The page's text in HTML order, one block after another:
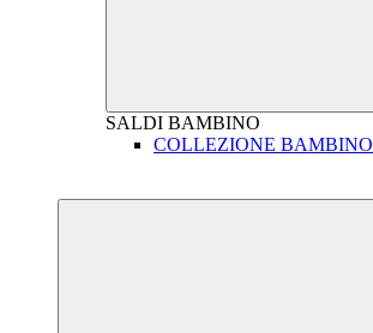
SALDI BAMBINO
COLLEZIONE BAMBINO